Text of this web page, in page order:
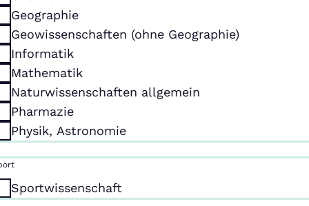
Geographie
Geowissenschaften (ohne Geographie)
Informatik
Mathematik
Naturwissenschaften allgemein
Pharmazie
Physik, Astronomie
Sportwissenschaft